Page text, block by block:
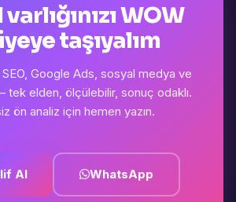
WOW
taşıyalım
SEO, Google Ads, sosyal medya ve
tek elden, ölçülebilir, sonuç odaklı.
ön analiz için hemen yazın.
Al WhatsApp